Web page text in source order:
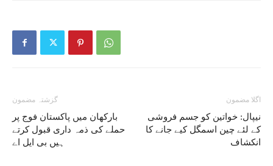
گزشتہ مضمون
بارکھان میں پاکستان فوج پر
حملے کی ذمہ داری قبول کرتے
ہیں بی ایل اے
اگلا مضمون
نیپال: خواتین کو جسم فروشی
کے لئے چین اسمگل کیے جانے کا
انکشاف